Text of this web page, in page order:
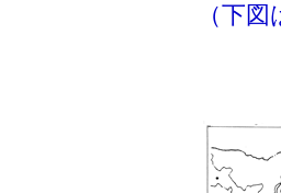
（下